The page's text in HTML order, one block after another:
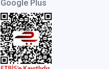
Google Plus